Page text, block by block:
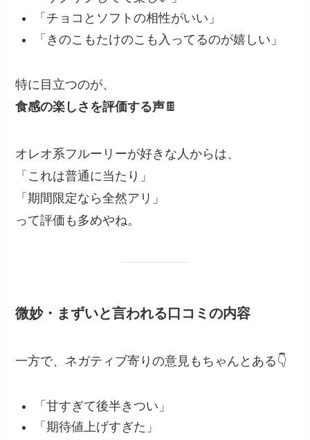
「チョコとソフトの相性がいい」
「きのこもたけのこも入ってるのが嬉しい」
特に目立つのが、
食感の楽しさを評価する声🍫
オレオ系フルーリーが好きな人からは、
「これは普通に当たり」
「期間限定なら全然アリ」
って評価も多めやね。
微妙・まずいと言われる口コミの内容
一方で、ネガティブ寄りの意見もちゃんとある👇
「甘すぎて後半きつい」
「期待値上げすぎた」